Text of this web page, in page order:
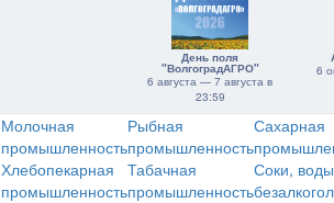
День поля
"ВолгоградАГРО"
6 августа — 7 августа в
23:59
6
Молочная
промышленность
Рыбная
промышленность
Сахарная
Хлебопекарная
промышленность
Табачная
промышленность
Соки,